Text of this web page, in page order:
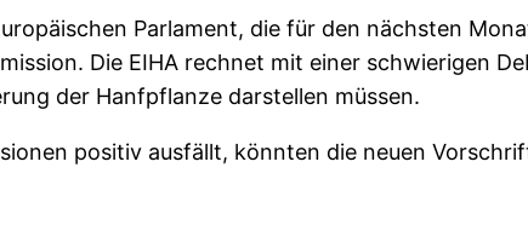
Parlament, die für den nächsten
Die EIHA rechnet mit einer schwierigen
der Hanfpflanze darstellen müssen.
positiv ausfällt, könnten die neuen